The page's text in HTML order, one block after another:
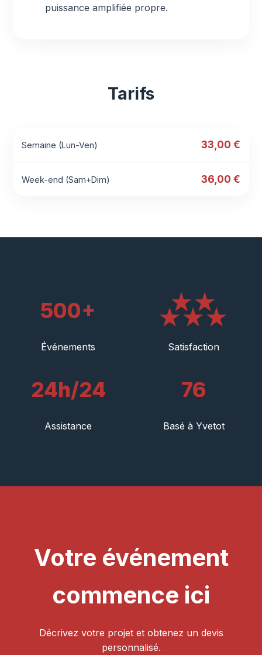
puissance amplifiée propre.
Tarifs
Semaine (Lun-Ven) 33,00 €
Week-end (Sam+Dim) 36,00 €
500+
Événements
★★
★★★
Satisfaction
24h/24
Assistance
76
Basé à Yvetot
Votre événement
commence ici
Décrivez votre projet et obtenez un devis
personnalisé.